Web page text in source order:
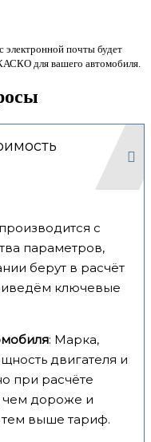
электронной почты будет
для вашего автомобиля.
с
параметров,
берут в расчёт
ключевые
: Марка,
двигателя и
при расчёте
чем дороже и
выше тариф.